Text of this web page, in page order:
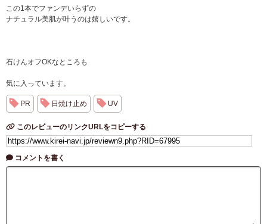
この1本でファンデいらずの⠀
ナチュラル美肌が叶うのは嬉しいです。
石けんオフOKなところも
気に入っています。
PR 日焼け止め UV
このレビューのリンクURLをコピーする
コメントを書く